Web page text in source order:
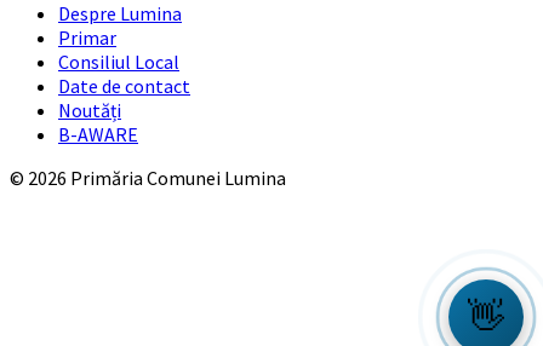
Despre Lumina
Primar
Consiliul Local
Date de contact
Noutăți
B-AWARE
© 2026 Primăria Comunei Lumina
👋